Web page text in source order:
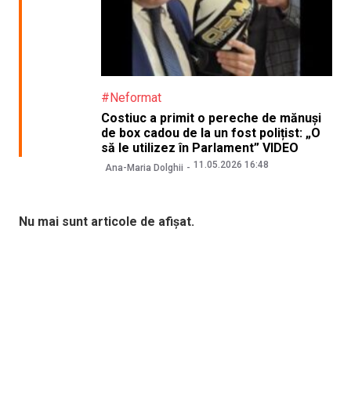
#Neformat
Costiuc a primit o pereche de mănuși
de box cadou de la un fost polițist: „O
să le utilizez în Parlament” VIDEO
Ana-Maria Dolghii 11.05.2026 16:48
Nu mai sunt articole de afișat.